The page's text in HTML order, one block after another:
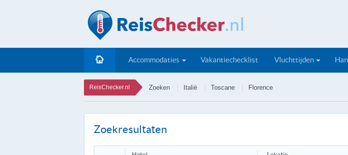
Accommodaties Vakantiechecklist Vluchttijden
ReisChecker.nl Zoeken Italië Toscane Florence
Zoekresultaten